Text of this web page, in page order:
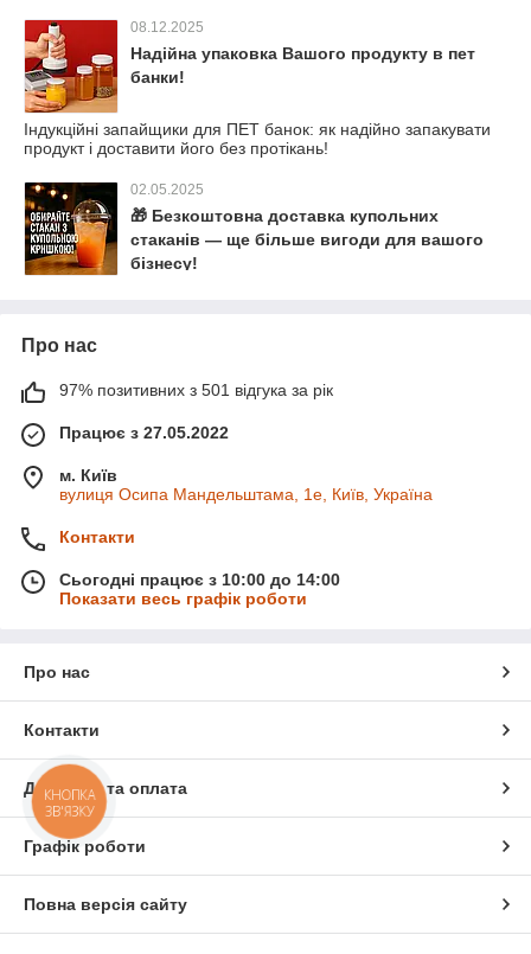
08.12.2025
Надійна упаковка Вашого продукту в пет
банки!
Індукційні запайщики для ПЕТ банок: як надійно запакувати
продукт і доставити його без протікань!
02.05.2025
🎁 Безкоштовна доставка купольних
стаканів — ще більше вигоди для вашого
бізнесу!
Про нас
97% позитивних з 501 відгука за рік
Працює з 27.05.2022
м. Київ
вулиця Осипа Мандельштама, 1е, Київ, Україна
Контакти
Сьогодні працює з 10:00 до 14:00
Показати весь графік роботи
Про нас
Контакти
Доставка та оплата
Графік роботи
Повна версія сайту
КНОПКА
ЗВ'ЯЗКУ